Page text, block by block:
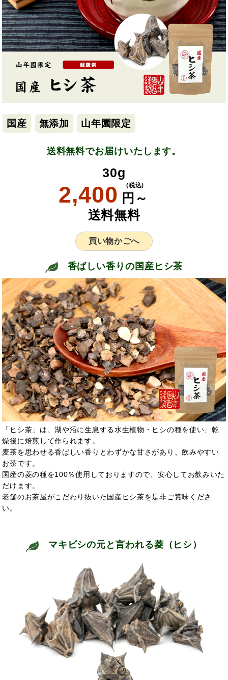
国産 無添加 山年園限定
送料無料でお届けいたします。
30g
2,400 円～
(税込)
送料無料
買い物かごへ
香ばしい香りの国産ヒシ茶
「ヒシ茶」は、湖や沼に生息する水生植物・ヒシの種を使い、乾
燥後に焙煎して作られます。
麦茶を思わせる香ばしい香りとわずかな甘さがあり、飲みやすい
お茶です。
国産の菱の種を100％使用しておりますので、安心してお飲みいた
だけます。
老舗のお茶屋がこだわり抜いた国産ヒシ茶を是非ご賞味くださ
い。
マキビシの元と言われる菱（ヒシ）